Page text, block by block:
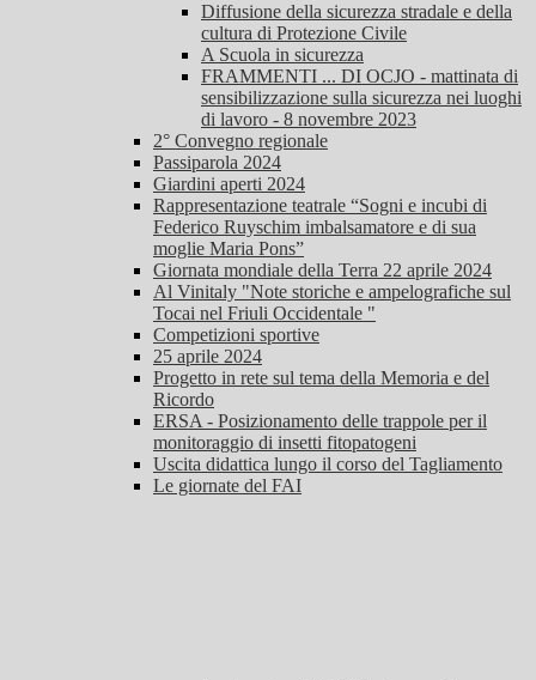
Diffusione della sicurezza stradale e della
cultura di Protezione Civile
A Scuola in sicurezza
FRAMMENTI ... DI OCJO - mattinata di
sensibilizzazione sulla sicurezza nei luoghi
di lavoro - 8 novembre 2023
2° Convegno regionale
Passiparola 2024
Giardini aperti 2024
Rappresentazione teatrale “Sogni e incubi di
Federico Ruyschim imbalsamatore e di sua
moglie Maria Pons”
Giornata mondiale della Terra 22 aprile 2024
Al Vinitaly "Note storiche e ampelografiche sul
Tocai nel Friuli Occidentale "
Competizioni sportive
25 aprile 2024
Progetto in rete sul tema della Memoria e del
Ricordo
ERSA - Posizionamento delle trappole per il
monitoraggio di insetti fitopatogeni
Uscita didattica lungo il corso del Tagliamento
Le giornate del FAI